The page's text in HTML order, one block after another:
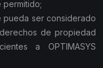
permitido;
ser considerado
de propiedad
a OPTIMASYS